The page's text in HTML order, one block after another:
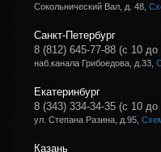
Сокольнический Вал, д. 48,
Санкт-Петербург
8 (812) 645-77-88 (с 10 до
наб.канала Грибоедова, д.33,
Екатеринбург
8 (343) 334-34-35 (с 10 до
ул. Степана Разина, д.95,
Казань